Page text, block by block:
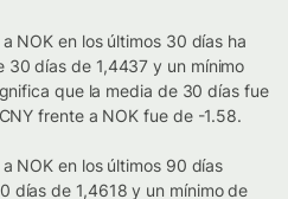
NOK en los últimos 30 días ha
días de 1,4437 y un mínimo
que la media de 30 días fue
frente a NOK fue de -1.58.
NOK en los últimos 90 días
días de 1,4618 y un mínimo de